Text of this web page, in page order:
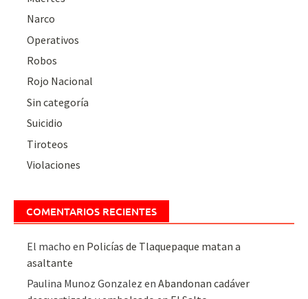
Narco
Operativos
Robos
Rojo Nacional
Sin categoría
Suicidio
Tiroteos
Violaciones
COMENTARIOS RECIENTES
El macho en Policías de Tlaquepaque matan a
asaltante
Paulina Munoz Gonzalez enAbandonan cadáver